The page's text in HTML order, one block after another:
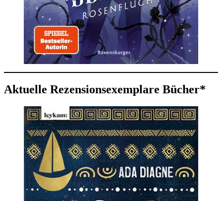
Aktuelle Rezensionsexemplare Bücher*